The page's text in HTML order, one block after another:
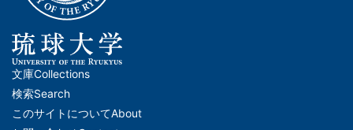
メ
イ
文庫Collections
検索Search
このサイトについてAbout